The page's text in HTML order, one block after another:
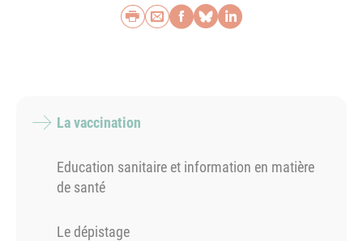
Imprimer
Envoyer par e-mail
Partager sur
Partager sur
Partager sur
La vaccination
Education sanitaire et information en matière
de santé
Le dépistage